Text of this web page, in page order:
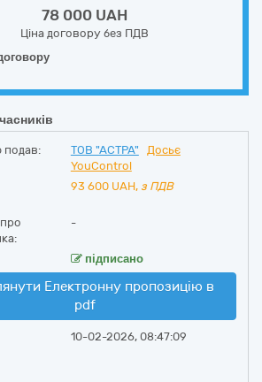
78 000 UAH
Ціна договору без ПДВ
подав: ТОВ "АСТРА"
Досьє
YouControl
93 600 UAH, з ПДВ
-
підписано
Електронну пропозицію в
pdf
10-02-2026, 08:47:09